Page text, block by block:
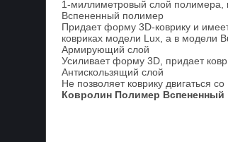
1-миллиметровый слой полимера,
Вспененный полимер
Придает форму 3D-коврику и
ковриках модели Lux, а в модели
Армирующий слой
Усиливает форму 3D, придает
Антискользящий слой
Не позволяет коврику двигаться
Ковролин Полимер Вспененный